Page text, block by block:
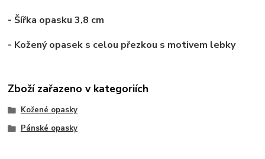
- Šířka opasku 3,8 cm
- Kožený opasek s celou přezkou s motivem lebky
Zboží zařazeno v kategoriích
Kožené opasky
Pánské opasky